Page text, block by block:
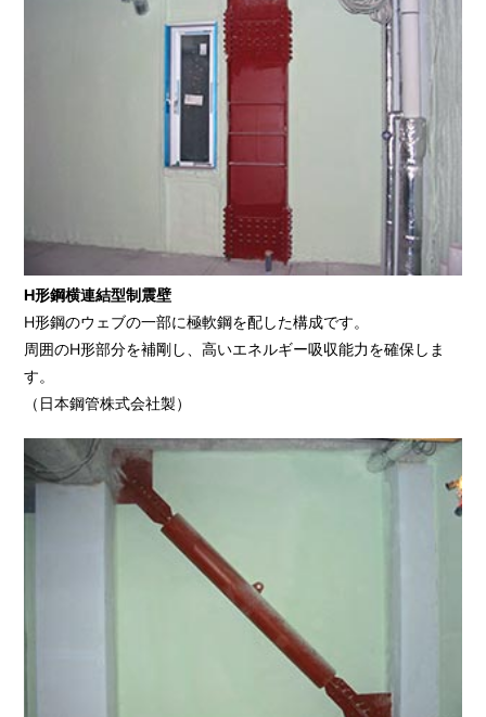
H形鋼横連結型制震壁
H形鋼のウェブの一部に極軟鋼を配した構成です。
周囲のH形部分を補剛し、高いエネルギー吸収能力を確保しま
す。
（日本鋼管株式会社製）